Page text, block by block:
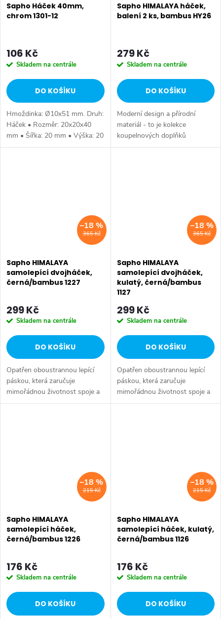
Sapho Háček 40mm,
chrom 1301-12
106 Kč
Skladem na centrále
DO KOŠÍKU
Hmoždinka: Ø10x51 mm. Druh:
Háček • Rozměr: 20x20x40
mm • Šířka: 20 mm • Výška: 20
mm • Hloubka: 40 mm •
Sapho HIMALAYA háček,
balení 2 ks, bambus HY26
279 Kč
Skladem na centrále
DO KOŠÍKU
Moderní design a přírodní
materiál - to je kolekce
koupelnových doplňků
BAMBOOM od italského
365 Kč
–18 %
Sapho HIMALAYA
samolepící dvojháček,
černá/bambus 1227
299 Kč
Skladem na centrále
DO KOŠÍKU
Opatřen oboustrannou lepící
páskou, která zaručuje
mimořádnou životnost spoje a
spolehlivě nahrazuje vruty pro
365 Kč
–18 %
Sapho HIMALAYA
samolepící dvojháček,
kulatý, černá/bambus
1127
299 Kč
Skladem na centrále
DO KOŠÍKU
Opatřen oboustrannou lepící
páskou, která zaručuje
mimořádnou životnost spoje a
spolehlivě nahrazuje vruty pro
215 Kč
–18 %
Sapho HIMALAYA
samolepící háček,
černá/bambus 1226
176 Kč
Skladem na centrále
DO KOŠÍKU
215 Kč
–18 %
Sapho HIMALAYA
samolepící háček, kulatý,
černá/bambus 1126
176 Kč
Skladem na centrále
DO KOŠÍKU